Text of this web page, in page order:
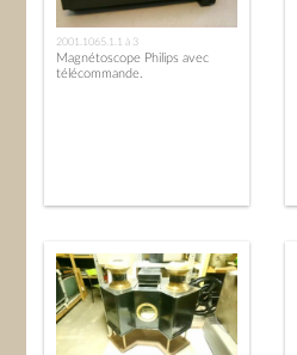
2001.1065.1.1 à 3
Magnétoscope Philips avec
télécommande.